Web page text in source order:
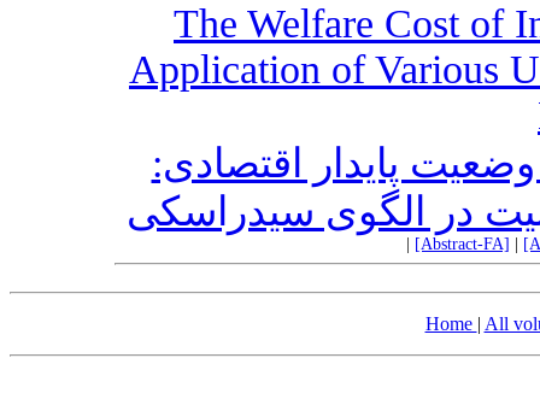
The Welfare Cost of
Application of Various
پایدار اقتصادی:
در الگوی سیدراسکی
[Abstract-FA]
Home | All